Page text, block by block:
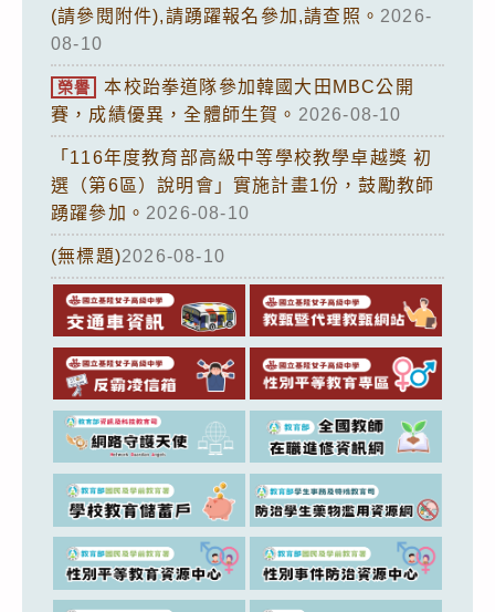
(請參閱附件),請踴躍報名參加,請查照。 2026-
08-10
榮譽
本校跆拳道隊參加韓國大田MBC公開
賽，成績優異，全體師生賀。 2026-08-10
「116年度教育部高級中等學校教學卓越獎 初
選（第6區）說明會」實施計畫1份，鼓勵教師
踴躍參加。 2026-08-10
(無標題)2026-08-10